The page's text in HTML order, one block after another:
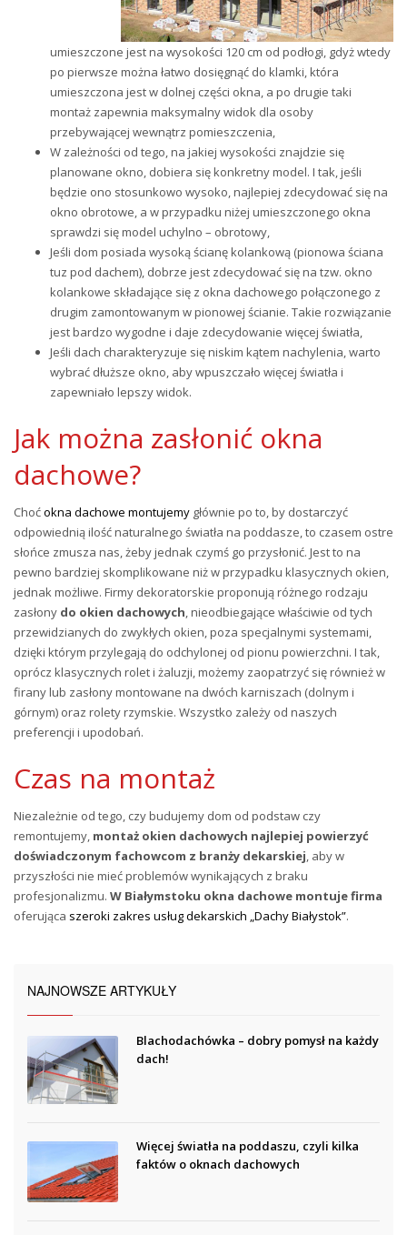
umieszczone jest na wysokości 120 cm od podłogi, gdyż wtedy
po pierwsze można łatwo dosięgnąć do klamki, która
umieszczona jest w dolnej części okna, a po drugie taki
montaż zapewnia maksymalny widok dla osoby
przebywającej wewnątrz pomieszczenia,
W zależności od tego, na jakiej wysokości znajdzie się
planowane okno, dobiera się konkretny model. I tak, jeśli
będzie ono stosunkowo wysoko, najlepiej zdecydować się na
okno obrotowe, a w przypadku niżej umieszczonego okna
sprawdzi się model uchylno – obrotowy,
Jeśli dom posiada wysoką ścianę kolankową (pionowa ściana
tuz pod dachem), dobrze jest zdecydować się na tzw. okno
kolankowe składające się z okna dachowego połączonego z
drugim zamontowanym w pionowej ścianie. Takie rozwiązanie
jest bardzo wygodne i daje zdecydowanie więcej światła,
Jeśli dach charakteryzuje się niskim kątem nachylenia, warto
wybrać dłuższe okno, aby wpuszczało więcej światła i
zapewniało lepszy widok.
Jak można zasłonić okna
dachowe?
Choćokna dachowe montujemy głównie po to, by dostarczyć
odpowiednią ilość naturalnego światła na poddasze, to czasem ostre
słońce zmusza nas, żeby jednak czymś go przysłonić. Jest to na
pewno bardziej skomplikowane niż w przypadku klasycznych okien,
jednak możliwe. Firmy dekoratorskie proponują różnego rodzaju
zasłony do okien dachowych, nieodbiegające właściwie od tych
przewidzianych do zwykłych okien, poza specjalnymi systemami,
dzięki którym przylegają do odchylonej od pionu powierzchni. I tak,
oprócz klasycznych rolet i żaluzji, możemy zaopatrzyć się również w
firany lub zasłony montowane na dwóch karniszach (dolnym i
górnym) oraz rolety rzymskie. Wszystko zależy od naszych
preferencji i upodobań.
Czas na montaż
Niezależnie od tego, czy budujemy dom od podstaw czy
remontujemy, montaż okien dachowych najlepiej powierzyć
doświadczonym fachowcom z branży dekarskiej, aby w
przyszłości nie mieć problemów wynikających z braku
profesjonalizmu. W Białymstoku okna dachowe montuje firma
oferująca szeroki zakres usług dekarskich „Dachy Białystok”.
NAJNOWSZE ARTYKUŁY
Blachodachówka – dobry pomysł na każdy
dach!
Więcej światła na poddaszu, czyli kilka
faktów o oknach dachowych